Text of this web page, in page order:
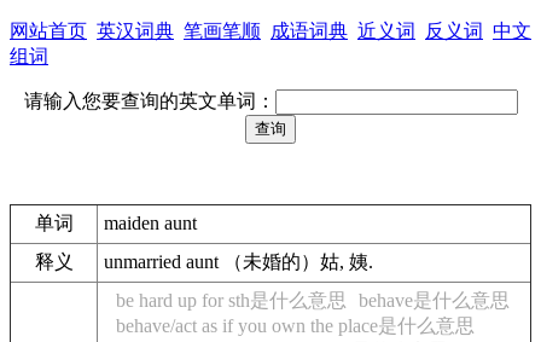
网站首页 英汉词典 笔画笔顺 成语词典 近义词 反义词 中文
组词
请输入您要查询的英文单词：
单词
maiden aunt
释义
unmarried aunt （未婚的）姑, 姨.
be hard up for sth是什么意思
behave是什么意思
behave/act as if you own the place是什么意思